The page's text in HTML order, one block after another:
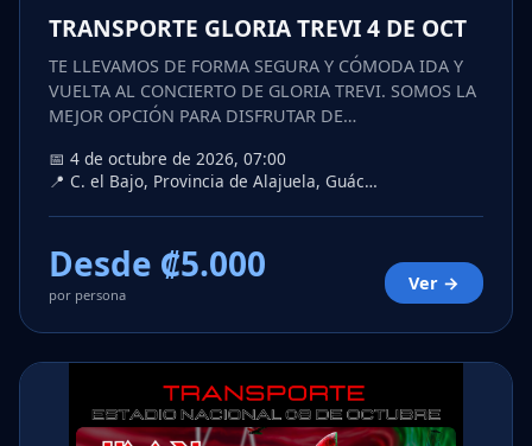
TRANSPORTE GLORIA TREVI 4 DE OCT
TE LLEVAMOS DE FORMA SEGURA Y CÓMODA IDA Y
VUELTA AL CONCIERTO DE GLORIA TREVI. SOMOS LA
MEJOR OPCIÓN PARA DISFRUTAR DE…
📅 4 de octubre de 2026, 07:00
📍 C. el Bajo, Provincia de Alajuela, Guác…
Desde ₡5.000
por persona
Ver →